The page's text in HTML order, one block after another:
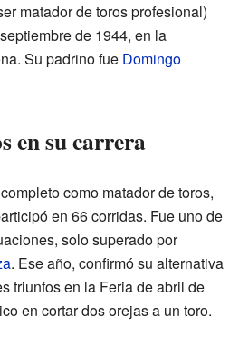
matador de toros profesional)
de 1944, en la
Su padrino fue Domingo
en su carrera
como matador de toros,
en 66 corridas. Fue uno de
solo superado por
. Ese año, confirmó su alternativa
triunfos en la Feria de abril de
en cortar dos orejas a un toro.